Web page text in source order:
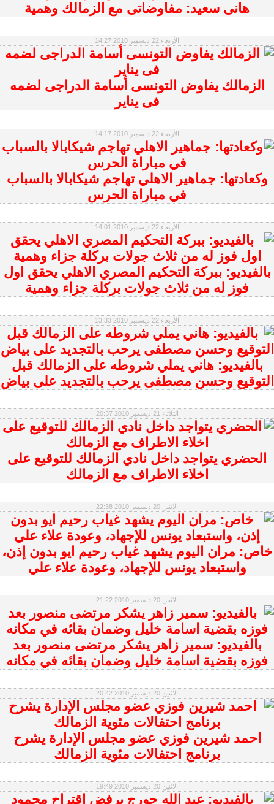
هانى سعيد: مفاوضاتى مع الزمالك وهمية
الأربعاء 22 ديسمبر 2010 14:27
الزمالك يفاوض التونسى أسامة الدراجى لضمه
فى يناير
الأربعاء 22 ديسمبر 2010 14:17
وكعادتها: جماهير الاهلي تهاجم شيكابالا بالسباب
في مباراة الحرس
الأربعاء 22 ديسمبر 2010 14:01
بالفيديو: ببركة التحكيم المصري الاهلي يحقق اول
فوز له من ثلاث جولات بركلة جزاء وهمية
الأربعاء 22 ديسمبر 2010 13:33
بالفيديو: هاني يملي شروطه على الزمالك قبل
التوقيع وحسن مصطفى يرحب بالتجديد على بياض
الثلاثاء 21 ديسمبر 2010 20:37
الحضري يتواجد داخل نادي الزمالك للتوقيع على
اخلاء الاطراف مع الزمالك
الاثنين 20 ديسمبر 2010 22:38
خاص: مران اليوم يشهد غياب رحيم ايو بدون إذن،
واستبعاد يونس للإجهاد، وعودة علاء علي
الاثنين 20 ديسمبر 2010 21:22
بالفيديو: سمير زاهر يشكر مرتضى منصور بعد
فوزه بقضية اسامة خليل وضمان بقائه في مكانه
الاثنين 20 ديسمبر 2010 20:42
احمد شيرين فوزي عضو مجلس الإدارة يشرح
برنامج احتفالات مئوية الزمالك
الاثنين 20 ديسمبر 2010 19:49